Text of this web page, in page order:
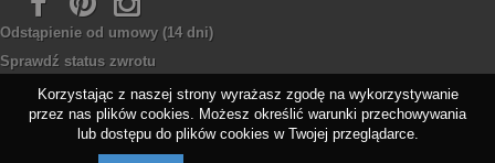
Korzystając z naszej strony wyrażasz zgodę na wykorzystywanie
przez nas plików cookies. Możesz określić warunki przechowywania
lub dostępu do plików cookies w Twojej przeglądarce.
Odstąpienie od umowy (14 dni)
Sprawdź status zwrotu